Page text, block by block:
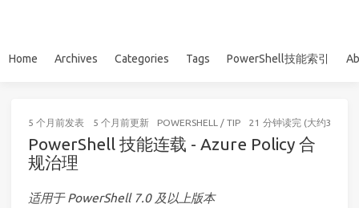
Home Archives Categories Tags PowerShell技能索引
5 个月前发表 5 个月前更新 POWERSHELL / TIP 21 分钟读完 (大约3167
PowerShell 技能连载 - Azure Policy 合
规治理
适用于 PowerShell 7.0 及以上版本